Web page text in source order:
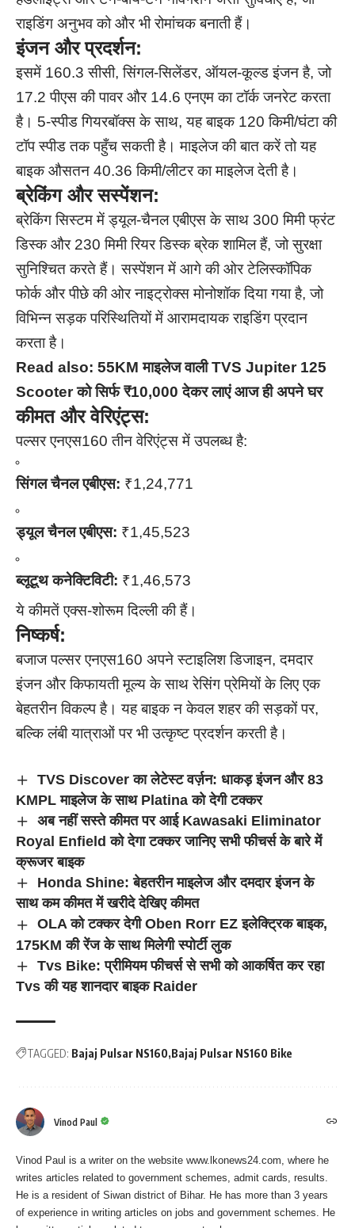
राइडिंग अनुभव को और भी रोमांचक बनाती हैं।
इंजन और प्रदर्शन:
इसमें 160.3 सीसी, सिंगल-सिलेंडर, ऑयल-कूल्ड इंजन है, जो
17.2 पीएस की पावर और 14.6 एनएम का टॉर्क जनरेट करता
है। 5-स्पीड गियरबॉक्स के साथ, यह बाइक 120 किमी/घंटा की
टॉप स्पीड तक पहुँच सकती है। माइलेज की बात करें तो यह
बाइक औसतन 40.36 किमी/लीटर का माइलेज देती है।
ब्रेकिंग और सस्पेंशन:
ब्रेकिंग सिस्टम में ड्यूल-चैनल एबीएस के साथ 300 मिमी फ्रंट
डिस्क और 230 मिमी रियर डिस्क ब्रेक शामिल हैं, जो सुरक्षा
सुनिश्चित करते हैं। सस्पेंशन में आगे की ओर टेलिस्कॉपिक
फोर्क और पीछे की ओर नाइट्रोक्स मोनोशॉक दिया गया है, जो
विभिन्न सड़क परिस्थितियों में आरामदायक राइडिंग प्रदान
करता है।
Read also: 55KM माइलेज वाली TVS Jupiter 125
Scooter को सिर्फ ₹10,000 देकर लाएं आज ही अपने घर
कीमत और वेरिएंट्स:
पल्सर एनएस160 तीन वेरिएंट्स में उपलब्ध है:
सिंगल चैनल एबीएस: ₹1,24,771
ड्यूल चैनल एबीएस: ₹1,45,523
ब्लूटूथ कनेक्टिविटी: ₹1,46,573
ये कीमतें एक्स-शोरूम दिल्ली की हैं।
निष्कर्ष:
बजाज पल्सर एनएस160 अपने स्टाइलिश डिजाइन, दमदार
इंजन और किफायती मूल्य के साथ रेसिंग प्रेमियों के लिए एक
बेहतरीन विकल्प है। यह बाइक न केवल शहर की सड़कों पर,
बल्कि लंबी यात्राओं पर भी उत्कृष्ट प्रदर्शन करती है।
TVS Discover का लेटेस्ट वर्ज़न: धाकड़ इंजन और 83
KMPL माइलेज के साथ Platina को देगी टक्कर
अब नहीं सस्ते कीमत पर आई Kawasaki Eliminator
Royal Enfield को देगा टक्कर जानिए सभी फीचर्स के बारे में
क्रूजर बाइक
Honda Shine: बेहतरीन माइलेज और दमदार इंजन के
साथ कम कीमत में खरीदे देखिए कीमत
OLA को टक्कर देगी Oben Rorr EZ इलेक्ट्रिक बाइक,
175KM की रेंज के साथ मिलेगी स्पोर्टी लुक
Tvs Bike: प्रीमियम फीचर्स से सभी को आकर्षित कर रहा
Tvs की यह शानदार बाइक Raider
TAGGED: Bajaj Pulsar NS160 Bajaj Pulsar NS160 Bike
Vinod Paul
Vinod Paul is a writer on the website www.lkonews24.com, where he
writes articles related to government schemes, admit cards, results.
He is a resident of Siwan district of Bihar. He has more than 3 years
of experience in writing articles on jobs and government schemes. He